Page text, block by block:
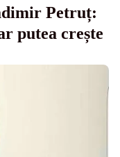
Petruț:
putea crește